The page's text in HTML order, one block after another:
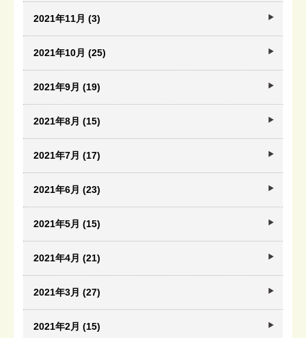
2021年11月 (3)
2021年10月 (25)
2021年9月 (19)
2021年8月 (15)
2021年7月 (17)
2021年6月 (23)
2021年5月 (15)
2021年4月 (21)
2021年3月 (27)
2021年2月 (15)